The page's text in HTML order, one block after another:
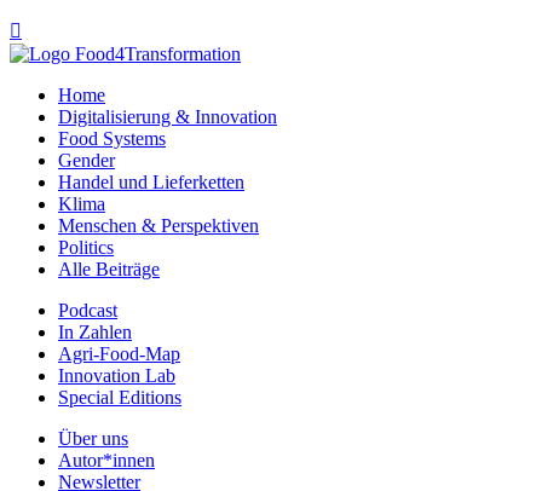

Home
Digitalisierung & Innovation
Food Systems
Gender
Handel und Lieferketten
Klima
Menschen & Perspektiven
Politics
Alle Beiträge
Podcast
In Zahlen
Agri-Food-Map
Innovation Lab
Special Editions
Über uns
Autor*innen
Newsletter